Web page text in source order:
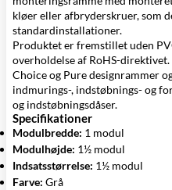
kløer eller afbryderskruer, som
standardinstallationer.
Produktet er fremstillet uden
overholdelse af RoHS-
Choice og Pure designrammer
indmurings-, indstøbnings- og
og indstøbningsdåser.
Specifikationer
Modulbredde: 1 modul
Modulhøjde: 1½ modul
Indsatsstørrelse: 1½ modul
Farve: Grå